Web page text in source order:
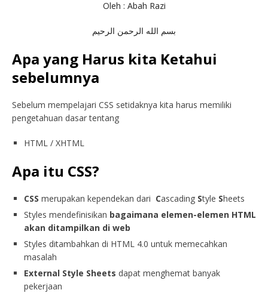
Oleh : Abah Razi
بسم الله الرحمن الرحيم
Apa yang Harus kita Ketahui
sebelumnya
Sebelum mempelajari CSS setidaknya kita harus memiliki
pengetahuan dasar tentang
HTML / XHTML
Apa itu CSS?
CSS merupakan kependekan dari Cascading Style Sheets
Styles mendefinisikan bagaimana elemen-elemen HTML
akan ditampilkan di web
Styles ditambahkan di HTML 4.0 untuk memecahkan
masalah
External Style Sheets dapat menghemat banyak
pekerjaan